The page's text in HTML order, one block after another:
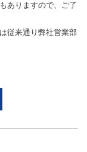
ありますので、ご了
従来通り弊社営業部